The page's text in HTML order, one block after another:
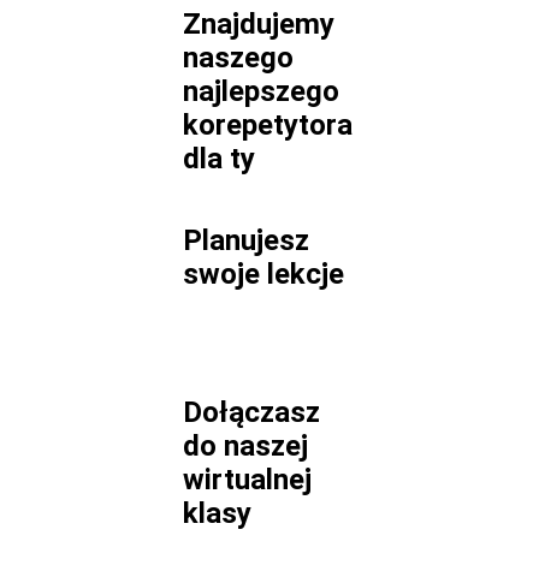
Znajdujemy
naszego
najlepszego
korepetytora
dla ty
Planujesz
swoje lekcje
Dołączasz
do naszej
wirtualnej
klasy